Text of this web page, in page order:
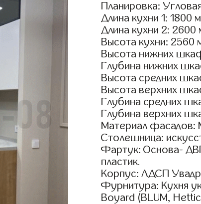
Планировка:
Длина кухни 1: 1800
Длина кухни 2: 2600
Высота кухни: 2560
Высота нижних
Глубина нижних
Высота средних
Высота верхних
Глубина средних
Глубина верхних
Материал
Столешница:
Фартук: Основа-
пластик.
Корпус: ЛДСП
Фурнитура: Кухня
Boyard (BLUM,